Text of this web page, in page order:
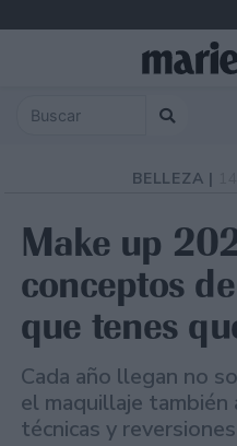
BELLEZA |
Make up
conceptos
que tenes
Cada año llegan no
el maquillaje también
técnicas y